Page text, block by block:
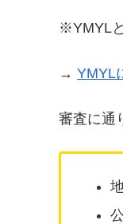
※YMYL
→ YMYL
審査に通